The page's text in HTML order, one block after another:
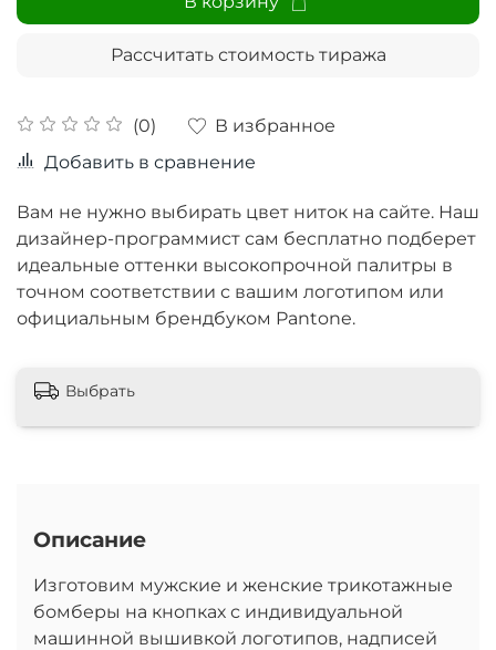
(0)
В избранное
Добавить в сравнение
Рассчитать стоимость тиража
Вам не нужно выбирать цвет ниток на сайте. Наш
дизайнер-программист сам бесплатно подберет
идеальные оттенки высокопрочной палитры в
точном соответствии с вашим логотипом или
официальным брендбуком Pantone.
Выбрать
Описание
Изготовим мужские и женские трикотажные
бомберы на кнопках с индивидуальной
машинной вышивкой логотипов, надписей